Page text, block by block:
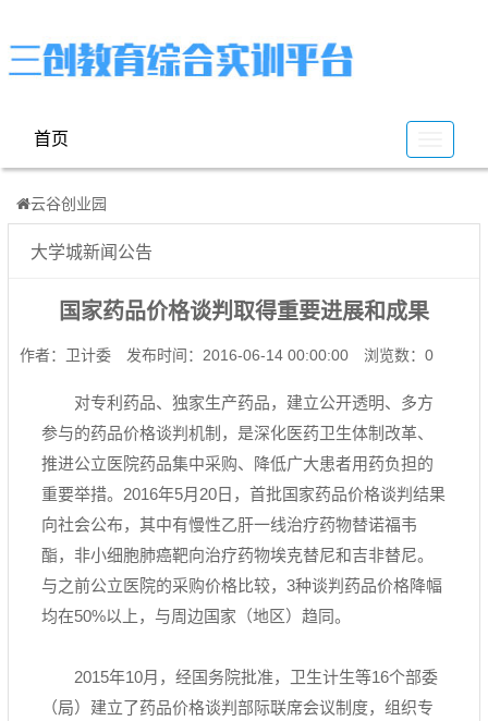
谷
首页
云谷创业园
大学城新闻公告
国家药品价格谈判取得重要进展和成果
作者：卫计委 发布时间：2016-06-14 00:00:00 浏览数：0
对专利药品、独家生产药品，建立公开透明、多方
参与的药品价格谈判机制，是深化医药卫生体制改革、
推进公立医院药品集中采购、降低广大患者用药负担的
重要举措。2016年5月20日，首批国家药品价格谈判结果
向社会公布，其中有慢性乙肝一线治疗药物替诺福韦
酯，非小细胞肺癌靶向治疗药物埃克替尼和吉非替尼。
与之前公立医院的采购价格比较，3种谈判药品价格降幅
均在50%以上，与周边国家（地区）趋同。
2015年10月，经国务院批准，卫生计生等16个部委
（局）建立了药品价格谈判部际联席会议制度，组织专